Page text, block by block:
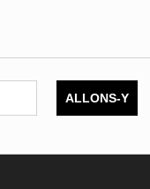
ALLONS-Y